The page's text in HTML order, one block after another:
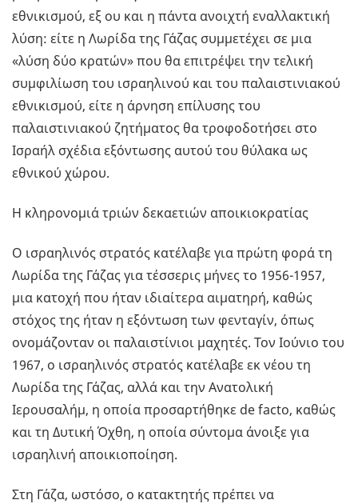
εθνικισμού, εξ ου και η πάντα ανοιχτή εναλλακτική
λύση: είτε η Λωρίδα της Γάζας συμμετέχει σε μια
«λύση δύο κρατών» που θα επιτρέψει την τελική
συμφιλίωση του ισραηλινού και του παλαιστινιακού
εθνικισμού, είτε η άρνηση επίλυσης του
παλαιστινιακού ζητήματος θα τροφοδοτήσει στο
Ισραήλ σχέδια εξόντωσης αυτού του θύλακα ως
εθνικού χώρου.
Η κληρονομιά τριών δεκαετιών αποικιοκρατίας
Ο ισραηλινός στρατός κατέλαβε για πρώτη φορά τη
Λωρίδα της Γάζας για τέσσερις μήνες το 1956-1957,
μια κατοχή που ήταν ιδιαίτερα αιματηρή, καθώς
στόχος της ήταν η εξόντωση των φενταγίν, όπως
ονομάζονταν οι παλαιστίνιοι μαχητές. Τον Ιούνιο του
1967, ο ισραηλινός στρατός κατέλαβε εκ νέου τη
Λωρίδα της Γάζας, αλλά και την Ανατολική
Ιερουσαλήμ, η οποία προσαρτήθηκε de facto, καθώς
και τη Δυτική Όχθη, η οποία σύντομα άνοιξε για
ισραηλινή αποικιοποίηση.
Στη Γάζα, ωστόσο, ο κατακτητής πρέπει να